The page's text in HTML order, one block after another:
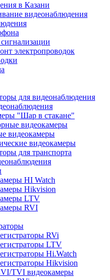
в Казани
видеонаблюдения
электропроводок
для видеонаблюдения
"Шар в стакане"
видеокамеры
видеокамеры
видеокамеры
для транспорта
HI Watch
Hikvision
LTV
RVI
RVi
LTV
Hi.Watch
Hikvision
TVI видеокамеры